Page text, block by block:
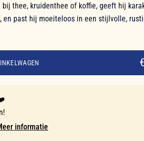
thee, kruidenthee of koffie, geeft hij
en past hij moeiteloos in een stijlvolle,
informatie